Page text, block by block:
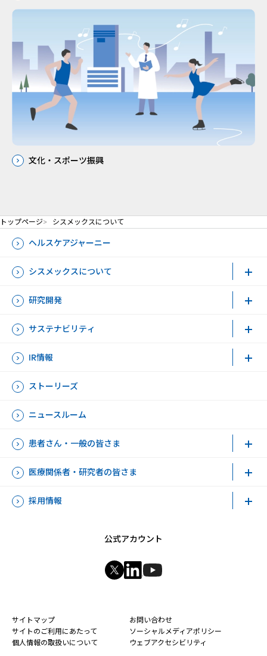
文化・スポーツ振興
トップページ シスメックスについて
ヘルスケアジャーニー
シスメックスについて
研究開発
サステナビリティ
IR情報
ストーリーズ
ニュースルーム
患者さん・一般の皆さま
医療関係者・研究者の皆さま
採用情報
公式アカウント
新規ウィンドウを開きます
新規ウィンドウを開きます
新規ウィンドウを開きます
サイトマップ
お問い合わせ
サイトのご利用にあたって
ソーシャルメディアポリシー
個人情報の取扱いについて
ウェブアクセシビリティ